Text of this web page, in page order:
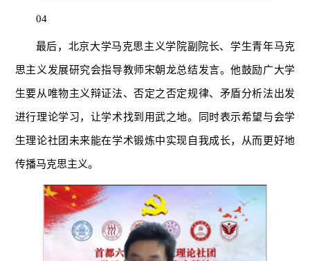
04
最后，北京大学马克思主义学院副院长、学生青年马克
思主义发展研究会指导教师宋朝龙总结发言。他鼓励广大学
生要从唯物主义辩证法、否定之否定规律、矛盾分析法出发
进行理论学习，让学术找到用武之地。同时表示希望与会学
生理论社团未来能在学术锻炼中实现自我成长，从而更好地
传播马克思主义。